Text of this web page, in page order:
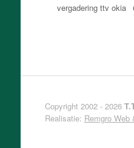
vergadering ttv okia
Copyright 2002 - 2026
Realisatie: Remgro Web